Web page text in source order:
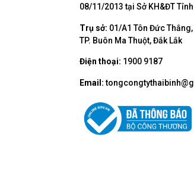
08/11/2013 tại Sở KH&ĐT
Trụ sở: 01/A1 Tôn Đức Thắng,
TP. Buôn Ma Thuột, Đắk Lắk
Điện thoại: 1900 9187
Email: